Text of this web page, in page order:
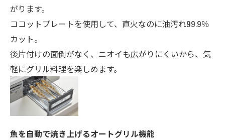
がります。
ココットプレートを使用して、直火なのに油汚れ99.9％
カット。
後片付けの面倒がなく、ニオイも広がりにくいから、気
軽にグリル料理を楽しめます。
魚を自動で焼き上げるオートグリル機能